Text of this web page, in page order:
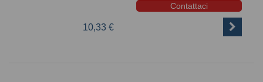
Contattaci
10,33 €